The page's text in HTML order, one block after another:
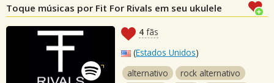
Toque músicas por Fit For Rivals em seu ukulele
4 fãs
(Estados Unidos)
alternativo
rock alternativo